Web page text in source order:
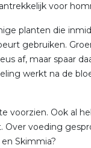
voor
planten die
gebruiken.
af, maar spaar
werkt na de
voorzien. Ook al
voeding
Skimmia?